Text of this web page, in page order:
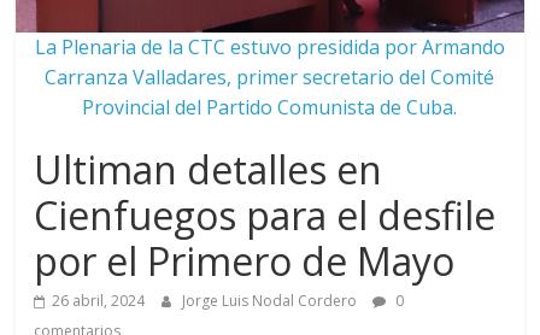
La Plenaria de la CTC estuvo presidida por Armando
Carranza Valladares, primer secretario del Comité
Provincial del Partido Comunista de Cuba.
Ultiman detalles en
Cienfuegos para el desfile
por el Primero de Mayo
26 abril, 2024 Jorge Luis Nodal Cordero
0
comentarios